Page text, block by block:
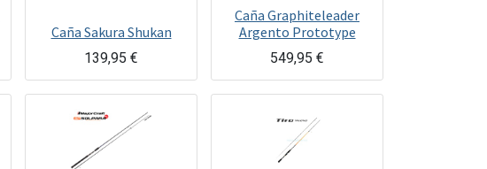
Caña Sakura Shukan
139,95 €
Caña Graphiteleader
Argento Prototype
549,95 €